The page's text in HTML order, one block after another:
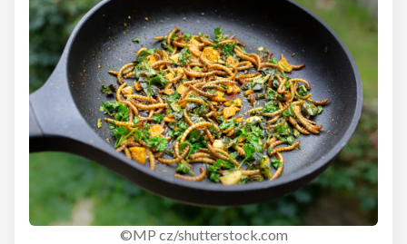
©MP cz/shutterstock.com